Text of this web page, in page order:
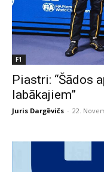
F1
Piastri: “Šādos
labākajiem”
Juris Dargēvičs - 22.